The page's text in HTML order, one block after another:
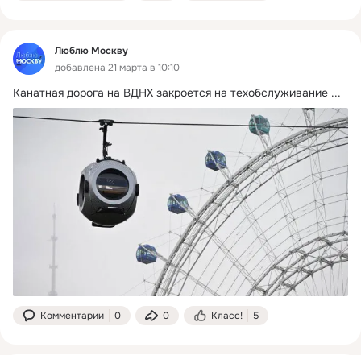
Люблю Москву
добавлена 21 марта в 10:10
Канатная дорога на ВДНХ закроется на техобслуживание ...
Комментарии 0 0 Класс! 5